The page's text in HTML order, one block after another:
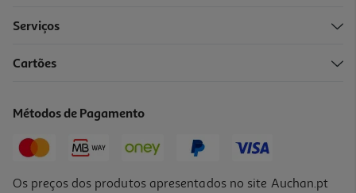
Serviços
Cartões
Métodos de Pagamento
Os preços dos produtos apresentados no site Auchan.pt